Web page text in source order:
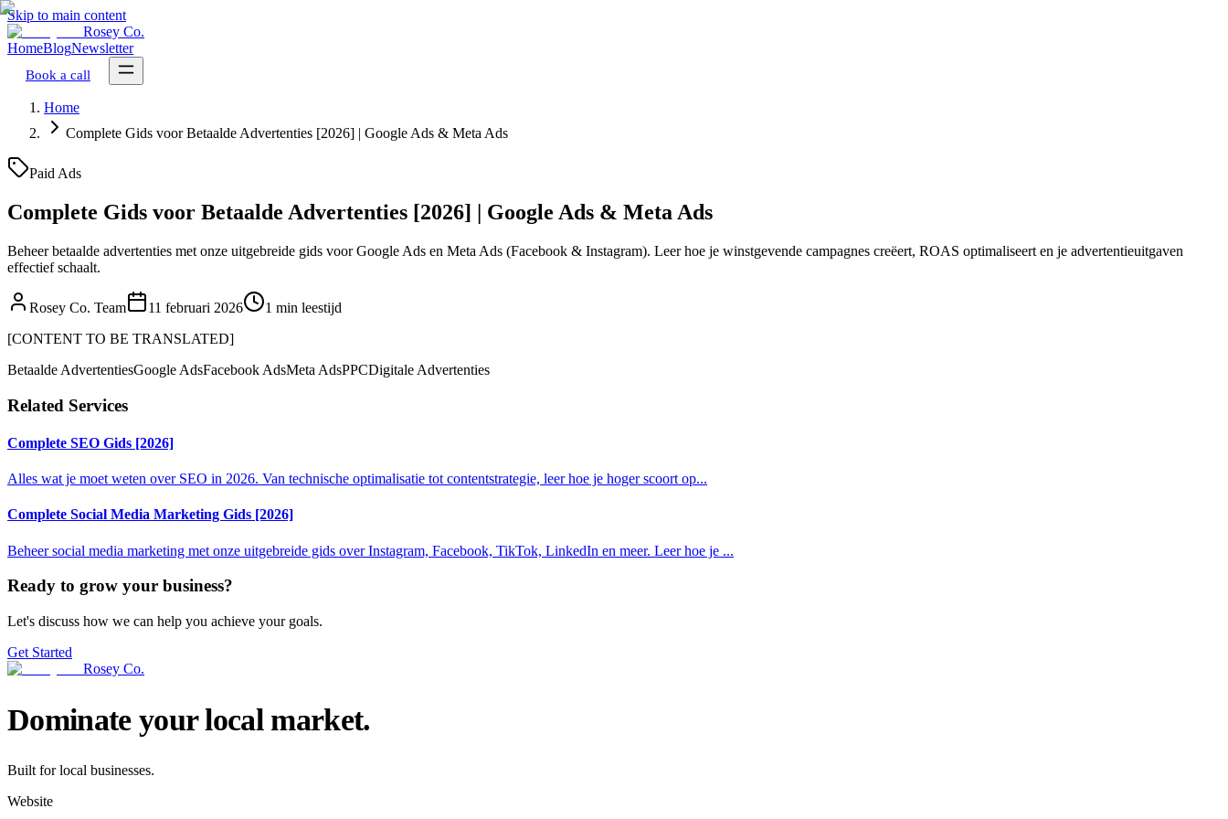
Skip to main content
Rosey Co.
HomeBlogNewsletter
Book a call
Home
Complete Gids voor Betaalde Advertenties [2026] | Google Ads & Meta Ads
Paid Ads
Complete Gids voor Betaalde Advertenties [2026] | Google Ads & Meta Ads
Beheer betaalde advertenties met onze uitgebreide gids voor Google Ads en Meta Ads (Facebook & Instagram). Leer hoe je winstgevende campagnes creëert, ROAS optimaliseert en je advertentieuitgaven
effectief schaalt.
Rosey Co. Team 11 februari 2026
1 min leestijd
[CONTENT TO BE TRANSLATED]
Betaalde AdvertentiesGoogle AdsFacebook AdsMeta AdsPPCDigitale Advertenties
Related Services
Complete SEO Gids [2026]
Alles wat je moet weten over SEO in 2026. Van technische optimalisatie tot contentstrategie, leer hoe je hoger scoort op...
Complete Social Media Marketing Gids [2026]
Beheer social media marketing met onze uitgebreide gids over Instagram, Facebook, TikTok, LinkedIn en meer. Leer hoe je ...
Ready to grow your business?
Let's discuss how we can help you achieve your goals.
Get Started
Rosey Co.
Dominate your local market.
Built for local businesses.
Website